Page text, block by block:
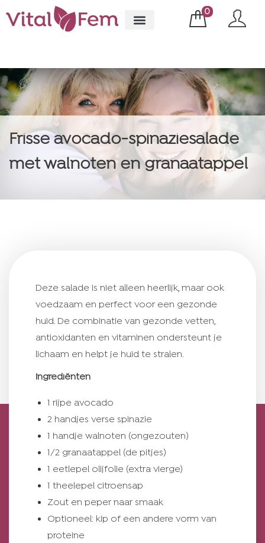
0
Frisse avocado-spinaziesalade
met walnoten en granaatappel
Deze salade is niet alleen heerlijk, maar ook
voedzaam en perfect voor een gezonde
huid. De combinatie van gezonde vetten,
antioxidanten en vitaminen ondersteunt je
lichaam en helpt je huid te stralen.
Ingrediënten
1 rijpe avocado
2 handjes verse spinazie
1 handje walnoten (ongezouten)
1/2 granaatappel (de pitjes)
1 eetlepel olijfolie (extra vierge)
1 theelepel citroensap
Zout en peper naar smaak
Optioneel: kip of een andere vorm van
proteine